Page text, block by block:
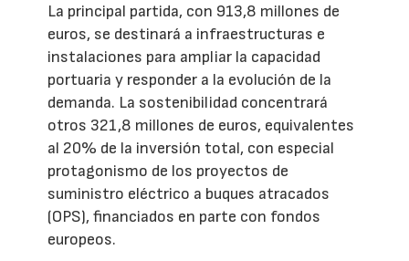
La principal partida, con 913,8 millones de
euros, se destinará a infraestructuras e
instalaciones para ampliar la capacidad
portuaria y responder a la evolución de la
demanda. La sostenibilidad concentrará
otros 321,8 millones de euros, equivalentes
al 20% de la inversión total, con especial
protagonismo de los proyectos de
suministro eléctrico a buques atracados
(OPS), financiados en parte con fondos
europeos.